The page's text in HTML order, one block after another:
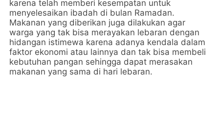
karena telah memberi kesempatan untuk
menyelesaikan ibadah di bulan Ramadan.
Makanan yang diberikan juga dilakukan agar
warga yang tak bisa merayakan lebaran dengan
hidangan istimewa karena adanya kendala dalam
faktor ekonomi atau lainnya dan tak bisa membeli
kebutuhan pangan sehingga dapat merasakan
makanan yang sama di hari lebaran.